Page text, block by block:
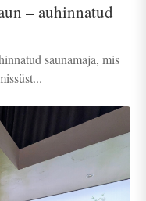
– auhinnatud
saunamaja, mis